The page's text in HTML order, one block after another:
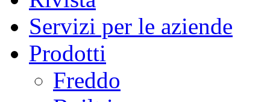
Servizi per le aziende
Prodotti
Freddo